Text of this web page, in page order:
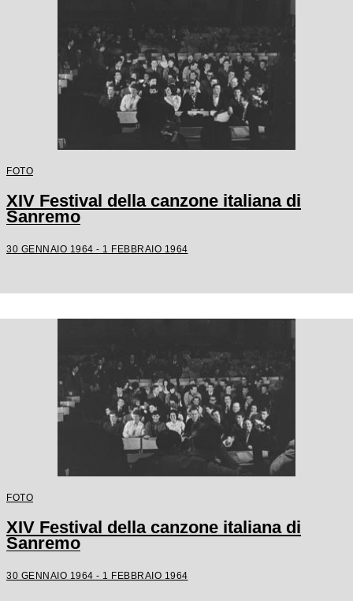
FOTO
XIV Festival della canzone italiana di
Sanremo
30 GENNAIO 1964 - 1 FEBBRAIO 1964
FOTO
XIV Festival della canzone italiana di
Sanremo
30 GENNAIO 1964 - 1 FEBBRAIO 1964